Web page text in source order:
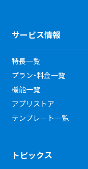
サービス情報
特長一覧
プラン・料金一覧
機能一覧
アプリストア
テンプレート一覧
トピックス